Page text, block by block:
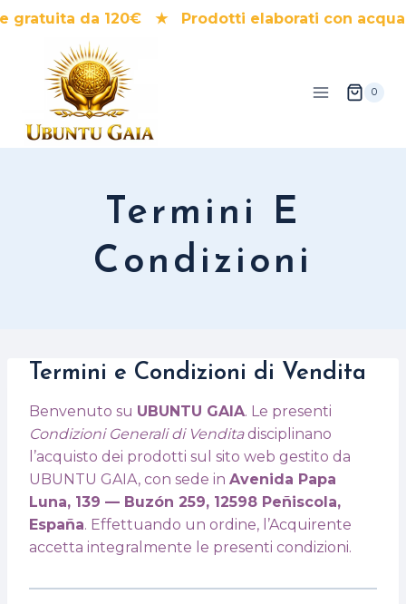
contenuto
da 120€ ★ Prodotti elaborati con acqua
0
Termini E
Condizioni
Termini e Condizioni di Vendita
Benvenuto su UBUNTU GAIA. Le presenti
Condizioni Generali di Venditadisciplinano
l’acquisto dei prodotti sul sito web gestito da
UBUNTU GAIA, con sede in Avenida Papa
Luna, 139 — Buzón 259, 12598 Peñiscola,
España. Effettuando un ordine, l’Acquirente
accetta integralmente le presenti condizioni.